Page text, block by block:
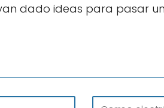
dado ideas para pasar